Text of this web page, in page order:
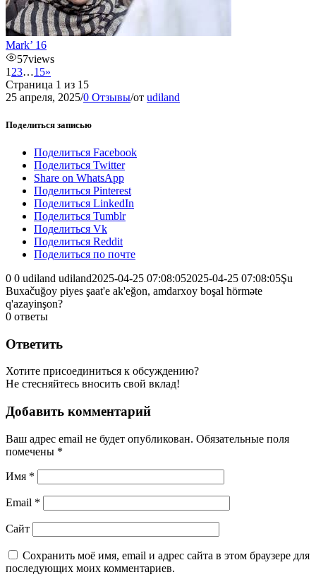
Mark’ 16
57views
1 23…15»
Страница 1 из 15
25 апреля, 2025/0 Отзывы/от udiland
Поделиться записью
Поделиться Facebook
Поделиться Twitter
Share on WhatsApp
Поделиться Pinterest
Поделиться LinkedIn
Поделиться Tumblr
Поделиться Vk
Поделиться Reddit
Поделиться по почте
0 0 udiland udiland2025-04-25 07:08:052025-04-25 07:08:05Şu
Buxačuğoy piyes şaat'e ak'eğon, amdarxoy boşal hörməte
q'azayinşon?
0 ответы
Ответить
Хотите присоединиться к обсуждению?
Не стесняйтесь вносить свой вклад!
Добавить комментарий
Ваш адрес email не будет опубликован. Обязательные поля
помечены *
Имя *
Email *
Сайт
Сохранить моё имя, email и адрес сайта в этом браузере для
последующих моих комментариев.